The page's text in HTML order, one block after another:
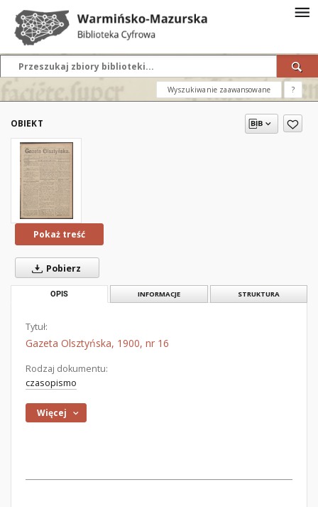
Wyszukiwanie zaawansowane ?
OBIEKT
Pokaż treść
Pobierz
OPIS INFORMACJE STRUKTURA
Tytuł:
Gazeta Olsztyńska, 1900, nr 16
Rodzaj dokumentu:
czasopismo
Więcej